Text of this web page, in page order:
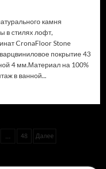
камня
в стилях лофт,
CronaFloor Stone
покрытие 43
4 мм.Материал на 100%
в ванной...
… 48 Далее